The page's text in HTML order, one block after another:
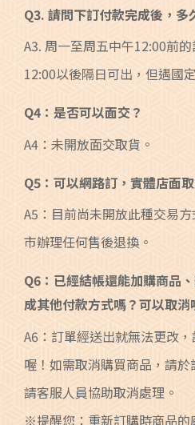
Q3. 請問下訂付款完成後，多
A3. 周一至周五中午12:00前
12:00以後隔日可出，但遇國
Q4：是否可以面交？
A4：未開放面交取貨。
Q5：可以網路訂，實體店面
A5：目前尚未開放此種交易
市辦理任何售後退換。
Q6：已經結帳還能加購商品
成其他付款方式嗎？可以取消
A6：訂單經送出就無法更改
喔！如需取消購買商品，請
請客服人員協助取消處理。
※提醒您：重新訂購時商品的